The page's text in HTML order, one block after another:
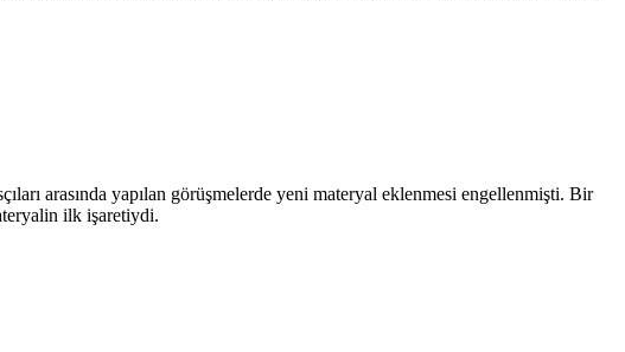
arasında yapılan görüşmelerde yeni materyal eklenmesi engellenmişti. Bir
ilk işaretiydi.